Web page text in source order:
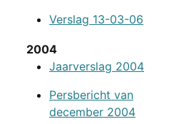
Verslag 13-03-06
2004
Jaarverslag 2004
Persbericht van
december 2004